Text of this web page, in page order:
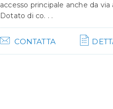
accesso principale anche da via
Dotato di co. . .
CONTATTA